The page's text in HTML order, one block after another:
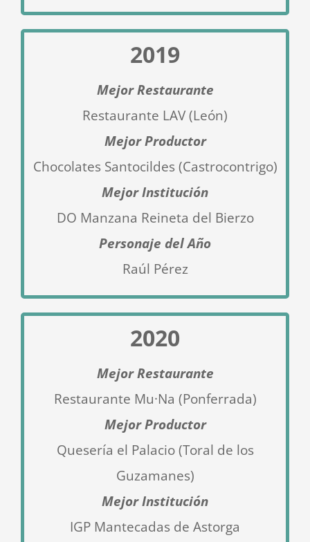
2019
Mejor Restaurante
Restaurante LAV (León)
Mejor Productor
Chocolates Santocildes (Castrocontrigo)
Mejor Institución
DO Manzana Reineta del Bierzo
Personaje del Año
Raúl Pérez
2020
Mejor Restaurante
Restaurante Mu·Na (Ponferrada)
Mejor Productor
Quesería el Palacio (Toral de los
Guzamanes)
Mejor Institución
IGP Mantecadas de Astorga